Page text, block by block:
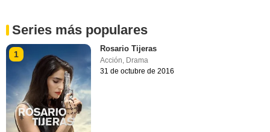
Series más populares
1
Rosario Tijeras
Acción, Drama
31 de octubre de 2016